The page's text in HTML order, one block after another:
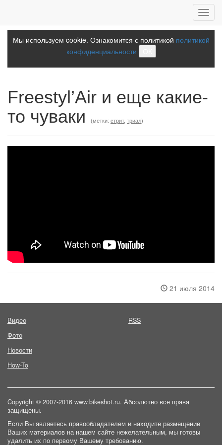
Мы используем cookie. Ознакомится с политикой политикой
конфиденциальности
Freestyl’Air и еще какие-
то чуваки
(метки: стрит, триал)
21 июля 2014
Видео
Фото
Новости
How-To
RSS
Copyright © 2007-2016 www.bikeshot.ru. Абсолютно все права
защищены.
Если Вы являетесь правообладателем и находите размещение
Ваших материалов на нашем сайте нежелательным, мы готовы
удалить их по первому Вашему требованию.